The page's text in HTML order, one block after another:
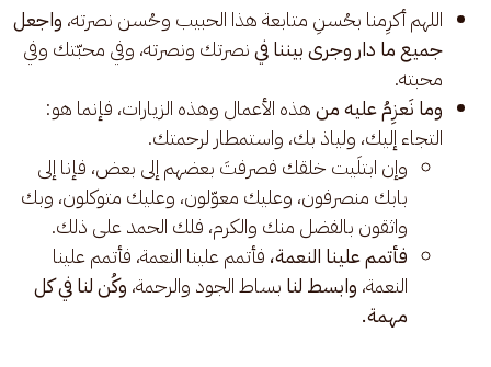
اللهم أكرِمنا بحُسنِ متابعة هذا الحبيب وحُسن نصرته، واجعل
جميع ما دار وجرى بيننا فينصرتك ونصرته، وفي محبّتك وفي
محبته.
وما نَعزِمُ عليه منهذه الأعمال وهذه الزيارات، فإنما هو:
التجاء إليك، ولياذ بك، واستمطار لرحمتك.
وإن ابتلَيت خلقك فصرفتَ بعضهم إلى بعض، فإنا إلى
بابك منصرفون، وعليك معوّلون، وعليك متوكلون، وبك
واثقون بالفضل منك والكرم، فلك الحمد على ذلك.
فأتمم علينا النعمة،فأتمم علينا النعمة، فأتمم علينا
النعمة، وابسط لنابساط الجود والرحمة،وكُن لنا في كل
مهمة.